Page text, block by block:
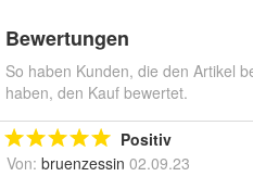
Bewertungen
So haben Kunden, die den Artikel
haben, den Kauf bewertet.
Positiv
Von: bruenzessin 02.09.23